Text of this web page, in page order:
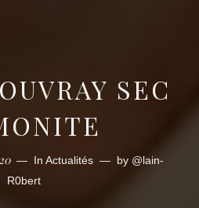
SEC
In Actualités by @lain-
R0bert